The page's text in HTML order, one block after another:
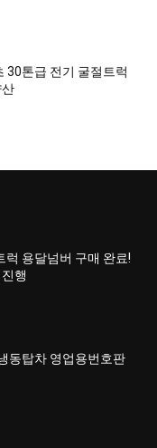
30톤급 전기 굴절트럭
산
럭 용달넘버 구매 완료!
행
동탑차 영업용번호판